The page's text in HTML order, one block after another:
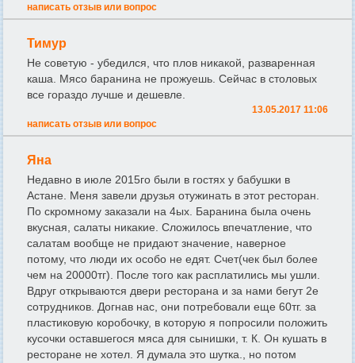
написать отзыв или вопрос
Тимур
Не советую - убедился, что плов никакой, разваренная
каша. Мясо баранина не прожуешь. Сейчас в столовых
все гораздо лучше и дешевле.
13.05.2017 11:06
написать отзыв или вопрос
Яна
Недавно в июле 2015го были в гостях у бабушки в
Астане. Меня завели друзья отужинать в этот ресторан.
По скромному заказали на 4ых. Баранина была очень
вкусная, салаты никакие. Сложилось впечатление, что
салатам вообще не придают значение, наверное
потому, что люди их особо не едят. Счет(чек был более
чем на 20000тг). После того как расплатились мы ушли.
Вдруг открываются двери ресторана и за нами бегут 2е
сотрудников. Догнав нас, они потребовали еще 60тг. за
пластиковую коробочку, в которую я попросили положить
кусочки оставшегося мяса для сынишки, т. К. Он кушать в
ресторане не хотел. Я думала это шутка., но потом